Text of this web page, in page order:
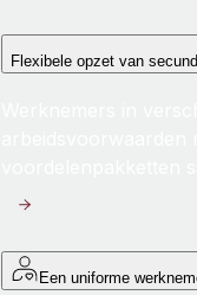
Flexibele opzet van
Een uniforme